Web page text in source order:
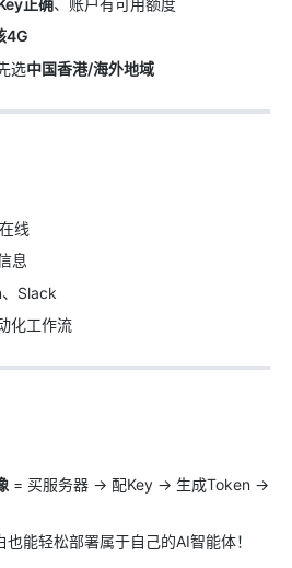
正确、账户有可用额度
4G
选中国香港/海外地域
线
息
Slack
化工作流
= 买服务器 → 配Key → 生成Token →
能轻松部署属于自己的AI智能体！